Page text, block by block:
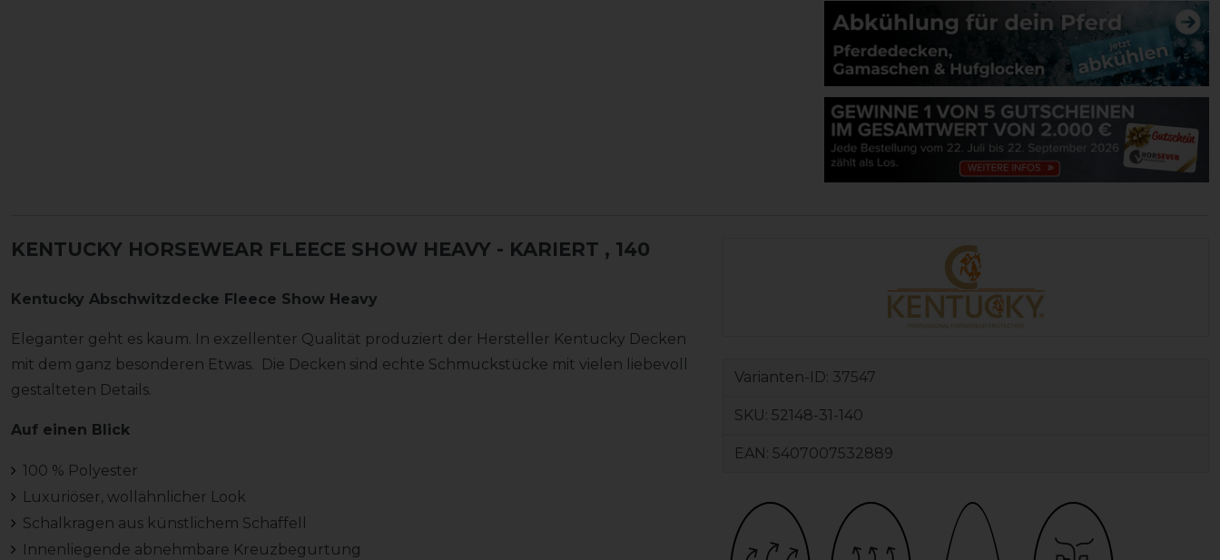
KENTUCKY HORSEWEAR FLEECE SHOW HEAVY - KARIERT , 140
Kentucky Abschwitzdecke Fleece Show Heavy
Eleganter geht es kaum. In exzellenter Qualität produziert der Hersteller Kentucky Decken
mit dem ganz besonderen Etwas. Die Decken sind echte Schmuckstücke mit vielen liebevoll
gestalteten Details.
Auf einen Blick
100 % Polyester
Luxuriöser, wollähnlicher Look
Schalkragen aus künstlichem Schaffell
Innenliegende abnehmbare Kreuzbegurtung
Varianten-ID: 37547
SKU: 52148-31-140
EAN: 5407007532889